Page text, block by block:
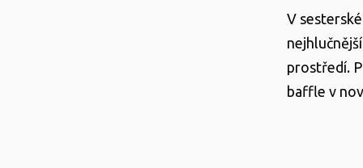
V
prostředí.
baffle v